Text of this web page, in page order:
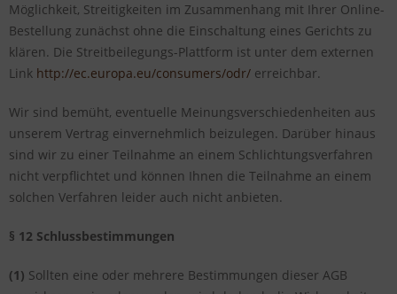
Möglichkeit, Streitigkeiten im Zusammenhang mit Ihrer Online-
Bestellung zunächst ohne die Einschaltung eines Gerichts zu
klären. Die Streitbeilegungs-Plattform ist unter dem externen
Link http://ec.europa.eu/consumers/odr/ erreichbar.
Wir sind bemüht, eventuelle Meinungsverschiedenheiten aus
unserem Vertrag einvernehmlich beizulegen. Darüber hinaus
sind wir zu einer Teilnahme an einem Schlichtungsverfahren
nicht verpflichtet und können Ihnen die Teilnahme an einem
solchen Verfahren leider auch nicht anbieten.
§ 12 Schlussbestimmungen
(1) Sollten eine oder mehrere Bestimmungen dieser AGB